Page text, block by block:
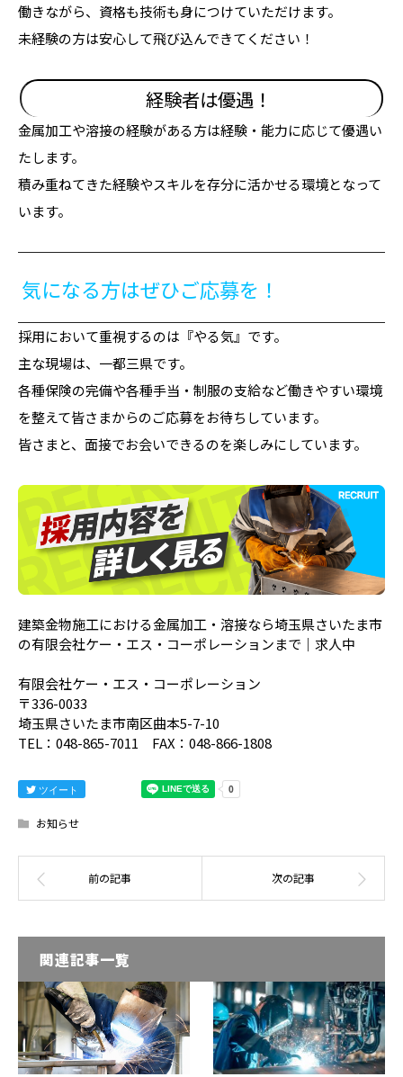
働きながら、資格も技術も身につけていただけます。
未経験の方は安心して飛び込んできてください！
経験者は優遇！
金属加工や溶接の経験がある方は経験・能力に応じて優遇い
たします。
積み重ねてきた経験やスキルを存分に活かせる環境となって
います。
気になる方はぜひご応募を！
採用において重視するのは『やる気』です。
主な現場は、一都三県です。
各種保険の完備や各種手当・制服の支給など働きやすい環境
を整えて皆さまからのご応募をお待ちしています。
皆さまと、面接でお会いできるのを楽しみにしています。
建築金物施工における金属加工・溶接なら埼玉県さいたま市
の有限会社ケー・エス・コーポレーションまで｜求人中
有限会社ケー・エス・コーポレーション
〒336-0033
埼玉県さいたま市南区曲本5-7-10
TEL：048-865-7011 FAX：048-866-1808
ツイート
お知らせ
関連記事一覧